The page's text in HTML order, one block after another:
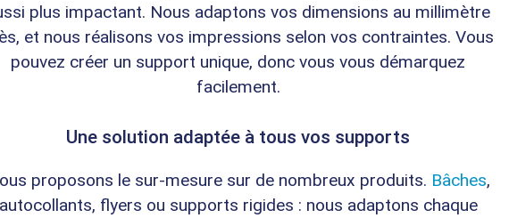
plus impactant. Nous adaptons vos dimensions au millimètre
et nous réalisons vos impressions selon vos contraintes. Vous
pouvez créer un support unique, donc vous vous démarquez
facilement.
Une solution adaptée à tous vos supports
proposons le sur-mesure sur de nombreux produits. Bâches,
autocollants, flyers ou supports rigides : nous adaptons chaque